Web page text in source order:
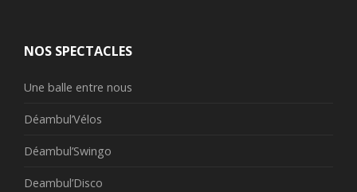
NOS SPECTACLES
Une balle entre nous
Déambul’Vélos
Déambul’Swingo
Deambul’Disco